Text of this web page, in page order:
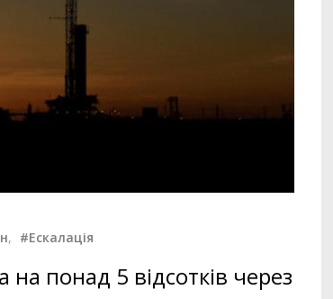
, #Ескалація
на понад 5 відсотків через